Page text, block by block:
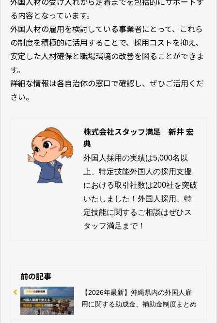
る内容となっています。
外国人材の雇用を検討している事業者にとって、これら
の制度を積極的に活用することで、採用コストを抑え、
安定した人材確保と職場環境の改善を図ることができま
す。
詳細な情報は各自治体の窓口で確認し、ぜひご活用くだ
さい。
株式会社スタッフ満足 新井 宏
典
外国人採用の実績は5,000名以
上、特定技能外国人の採用支援
における取引社数は200社を突破
いたしました！外国人採用、特
定技能に関するご相談はぜひス
タッフ満足まで！
前の記事
【2026年最新】沖縄県内の外国人雇
用に関する助成金、補助金制度まとめ